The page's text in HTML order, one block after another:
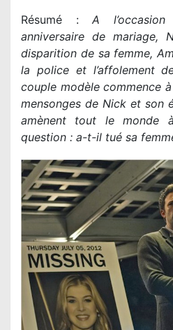
Résumé : A
anniversaire de mariage,
disparition de sa femme,
la police et l’affolement
couple modèle commence
mensonges de Nick et son
amènent tout le monde
question : a-t-il tué sa